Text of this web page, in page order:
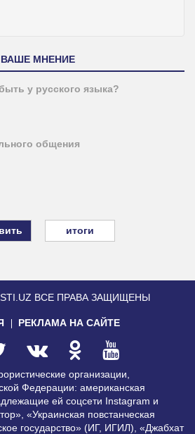
ВАШЕ МНЕНИЕ
у русского языка?
общения
итоги
ВСЕ ПРАВА ЗАЩИЩЕНЫ
РЕКЛАМА НА САЙТЕ
организации,
Федерации: американская
ей соцсети Instagram и
«Украинская повстанческая
государство» (ИГ, ИГИЛ), «Джабхат